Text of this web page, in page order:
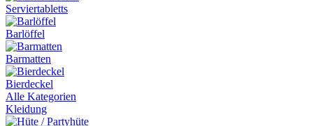
Serviertabletts
Barlöffel
Barmatten
Bierdeckel
Alle Kategorien
Kleidung